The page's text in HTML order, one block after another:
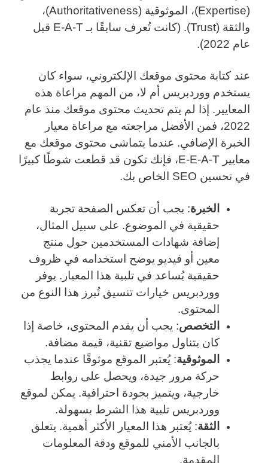
(Expertise)، الموثوقية (Authoritativeness)،
والثقة (Trust). (كانت تُعرف سابقًا بـ E-A-T قبل
عام 2022).
عند كتابة محتوى موقعك الإلكتروني، سواء كان
يستخدم ووردبريس أم لا، من المهم مراعاة هذه
المعايير. إذا لم يتم تحديث محتوى موقعك منذ عام
2022، فمن الأفضل مراجعته مع مراعاة معيار
الخبرة الإضافي. عندما يتماشى محتوى موقعك مع
معايير E-E-A-T، فإنك تكون قد قطعت شوطًا كبيرًا
في تحسين SEO الخاص بك.
الخبرة: يجب أن تعكس الصفحة تجربة
حقيقية في الموضوع. على سبيل المثال،
إضافة شهادات المستخدمين حول منتج
معين أو فيديو يوضح استخدامه في ظروف
حقيقية يُساعد في تلبية هذا المعيار. يوفر
ووردبريس خيارات تنسيق تُبرز هذا النوع من
المحتوى.
التخصص: يجب أن يقدم المحتوى، خاصة إذا
كان يتناول مواضيع تقنية، قيمة مضافة.
الموثوقية: يُعتبر الموقع موثوقًا عندما يجذب
حركة مرور جيدة، ويحصل على روابط
خارجية، ويتميز بجودة احترافية. يمكن لموقع
ووردبريس تلبية هذا الشرط بسهولة.
الثقة: يُعتبر هذا المعيار الأكثر أهمية. يتعلق
بالجانب الأمني للموقع ودقة المعلومات
المقدمة.